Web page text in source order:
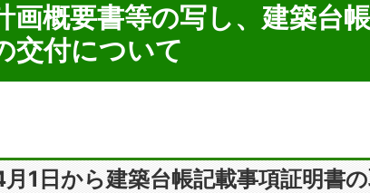
画概要書等の写し、建築台
交付について
1日から建築台帳記載事項証明書